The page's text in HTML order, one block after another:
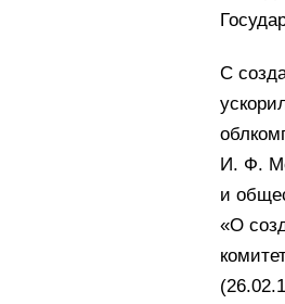
С
И. Ф.
и
«О